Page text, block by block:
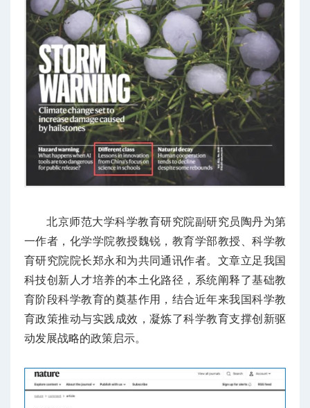
北京师范大学科学教育研究院副研究员陶丹为第
一作者，化学学院教授魏锐，教育学部教授、科学教
育研究院院长郑永和为共同通讯作者。文章立足我国
科技创新人才培养的本土化路径，系统阐释了基础教
育阶段科学教育的奠基作用，结合近年来我国科学教
育政策推动与实践成效，凝炼了科学教育支撑创新驱
动发展战略的政策启示。